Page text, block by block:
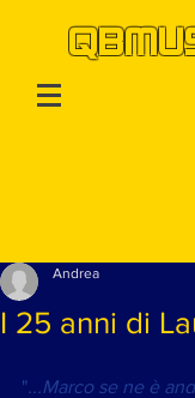
I 25 anni di
Andrea
" ...Marco se ne è